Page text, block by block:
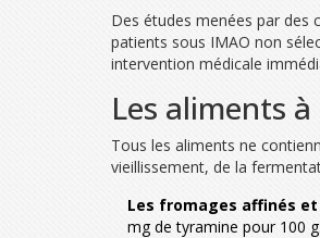
Des études menées par des
patients sous IMAO non
intervention médicale
Les aliments
Tous les aliments ne
vieillissement, de la
Les fromages affinés et
mg de tyramine pour 100